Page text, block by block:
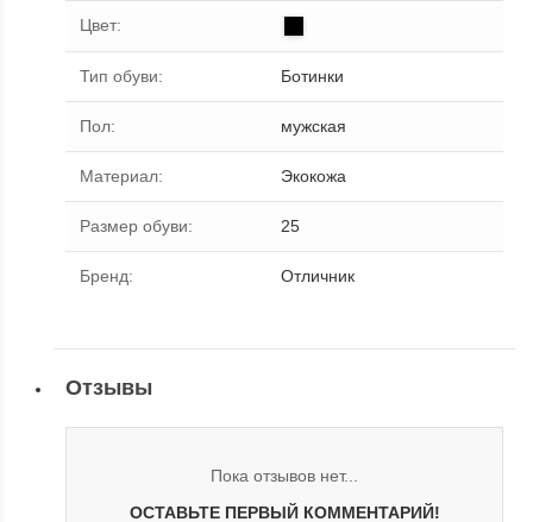
Цвет:
Тип обуви: Ботинки
Пол: мужская
Материал: Экокожа
Размер обуви: 25
Бренд: Отличник
Отзывы
Пока отзывов нет...
ОСТАВЬТЕ ПЕРВЫЙ КОММЕНТАРИЙ!